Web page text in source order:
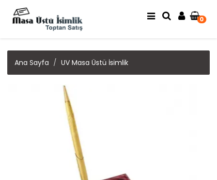
0
Ana Sayfa UV Masa Üstü İsimlik